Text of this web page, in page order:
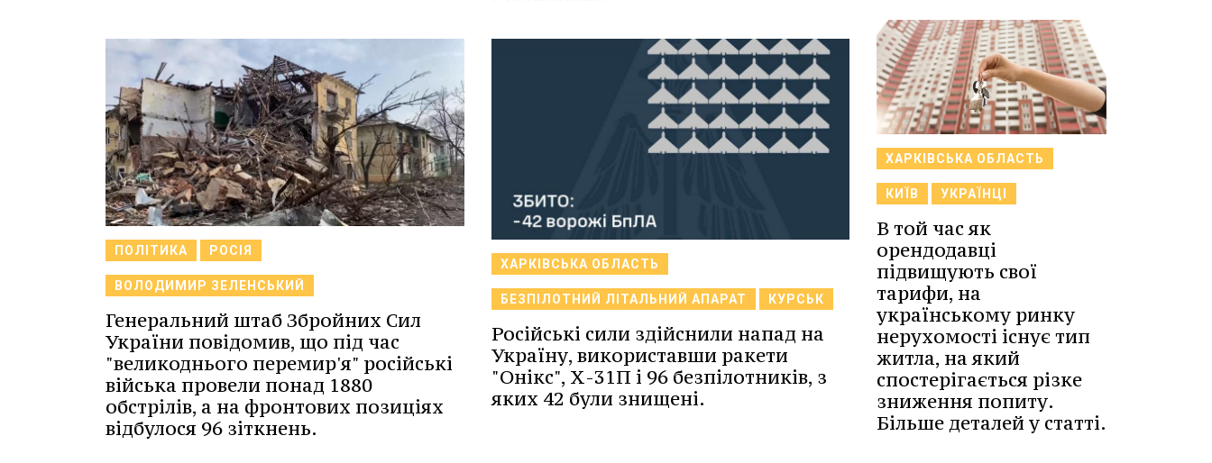
ПОЛІТИКА РОСІЯ
ВОЛОДИМИР ЗЕЛЕНСЬКИЙ
Генеральний штаб Збройних Сил
України повідомив, що під час
"великоднього перемир'я" російські
війська провели понад 1880
обстрілів, а на фронтових позиціях
відбулося 96 зіткнень.
ХАРКІВСЬКА ОБЛАСТЬ
БЕЗПІЛОТНИЙ ЛІТАЛЬНИЙ АПАРАТ КУРСЬК
Російські сили здійснили напад на
Україну, використавши ракети
"Онікс", Х-31П і 96 безпілотників, з
яких 42 були знищені.
ХАРКІВСЬКА ОБЛАСТЬ
КИЇВ УКРАЇНЦІ
В той час як
орендодавці
підвищують свої
тарифи, на
українському ринку
нерухомості існує тип
житла, на який
спостерігається різке
зниження попиту.
Більше деталей у статті.